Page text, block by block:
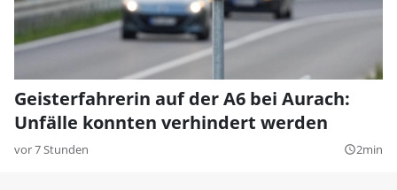
Geisterfahrerin auf der A6 bei Aurach:
Unfälle konnten verhindert werden
vor 7 Stunden query_builder2min